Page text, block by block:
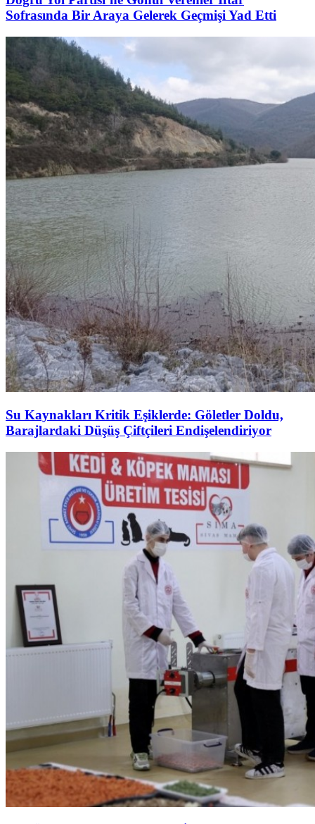
Sofrasında Bir Araya Gelerek Geçmişi Yad Etti
Su Kaynakları Kritik Eşiklerde: Göletler Doldu,
Barajlardaki Düşüş Çiftçileri Endişelendiriyor